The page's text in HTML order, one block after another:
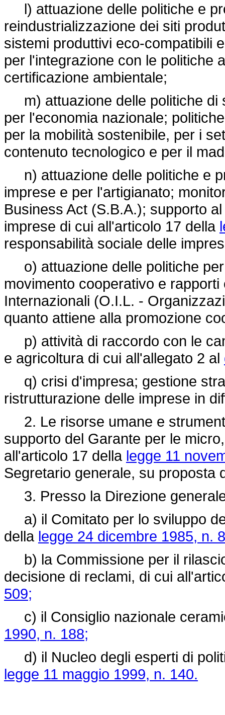
l) attuazione delle politiche e
reindustrializzazione dei siti
sistemi produttivi eco-compatibili
per l'integrazione con le politiche
certificazione ambientale;
m) attuazione delle politiche di
per l'economia nazionale;
per la mobilità sostenibile, per i
contenuto tecnologico e per il
n) attuazione delle politiche e
imprese e per l'artigianato;
Business Act (S.B.A.); supporto
imprese di cui all'articolo 17 della
responsabilità sociale delle
o) attuazione delle politiche
movimento cooperativo e
Internazionali (O.I.L. -
quanto attiene alla promozione
p) attività di raccordo con le
e agricoltura di cui all'allegato 2 al
q) crisi d'impresa; gestione
ristrutturazione delle imprese in
2. Le risorse umane e
supporto del Garante per le
all'articolo 17 della legge 11
Segretario generale, su proposta
3. Presso la Direzione
a) il Comitato per lo sviluppo
della legge 24 dicembre 1985, n.
b) la Commissione per il
decisione di reclami, di cui
509;
c) il Consiglio nazionale
1990, n. 188;
d) il Nucleo degli esperti di
legge 11 maggio 1999, n. 140.